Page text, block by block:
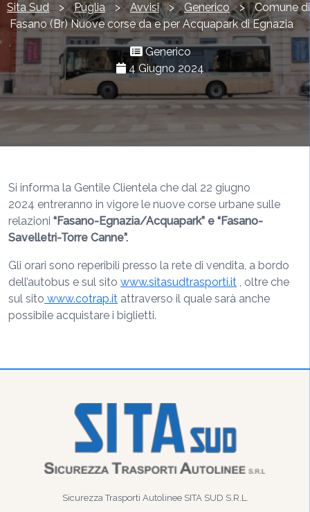
Sita Sud > Puglia > Avvisi > Generico > Comune di
Fasano (Br) Nuove corse da e per Acquapark di Egnazia
Generico
4 Giugno 2024
Si informa la Gentile Clientela che dal 22 giugno
2024 entreranno in vigore le nuove corse urbane sulle
relazioni “Fasano-Egnazia/Acquapark” e “Fasano-
Savelletri-Torre Canne”.
Gli orari sono reperibili presso la rete di vendita, a bordo
dell’autobus e sul sito www.sitasudtrasporti.it , oltre che
sul sito www.cotrap.it attraverso il quale sarà anche
possibile acquistare i biglietti.
Sicurezza Trasporti Autolinee SITA SUD S.R.L.